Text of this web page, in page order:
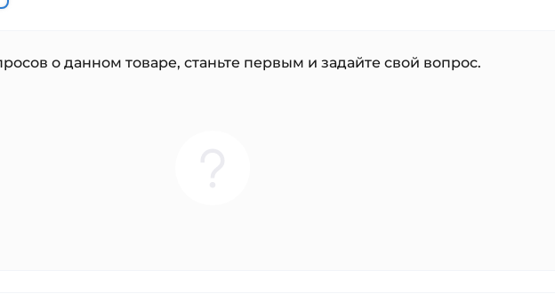
о данном товаре, станьте первым и задайте свой вопрос.